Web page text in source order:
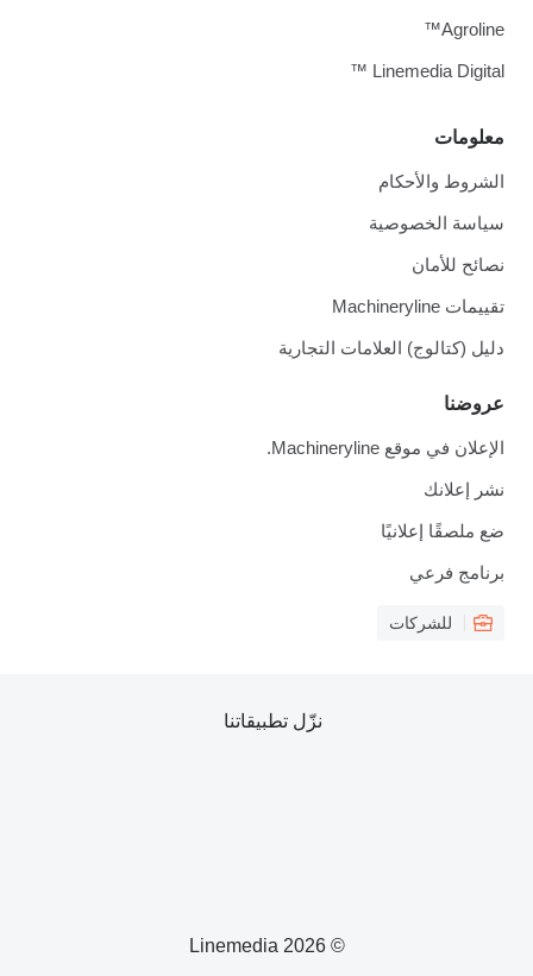
معلومات
الشروط والأحكام
سياسة الخصوصية
نصائح للأمان
تقييمات Machineryline
دليل (كتالوج) العلامات التجارية
عروضنا
الإعلان في موقع Machineryline.
نشر إعلانك
ضع ملصقًا إعلانيًا
برنامج فرعي
للشركات
Agroline™
Linemedia Digital ™
© 2026 Linemedia
نزّل تطبيقاتنا